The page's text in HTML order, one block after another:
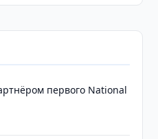
первого National